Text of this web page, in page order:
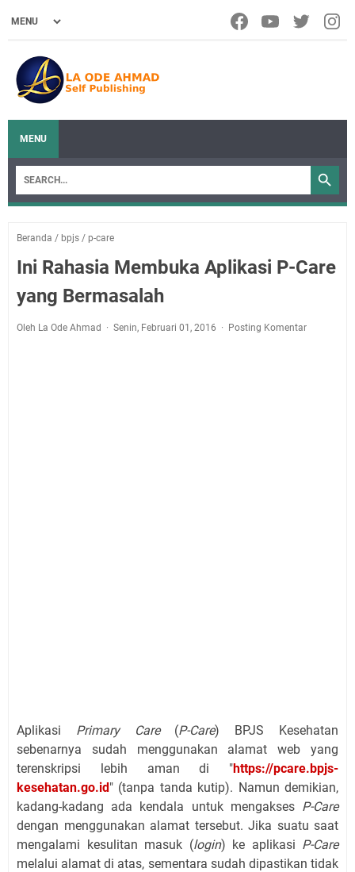
MENU
Beranda / bpjs / p-care
Ini Rahasia Membuka Aplikasi P-Care
yang Bermasalah
Oleh La Ode Ahmad Senin, Februari 01, 2016 Posting Komentar
Aplikasi Primary Care(P-Care) BPJS Kesehatan
sebenarnya sudah menggunakan alamat web yang
terenskripsi lebih aman di "https://pcare.bpjs-
kesehatan.go.id" (tanpa tanda kutip). Namun demikian,
kadang-kadang ada kendala untuk mengakses P-Care
dengan menggunakan alamat tersebut. Jika suatu saat
mengalami kesulitan masuk (login) ke aplikasi P-Care
melalui alamat di atas, sementara sudah dipastikan tidak